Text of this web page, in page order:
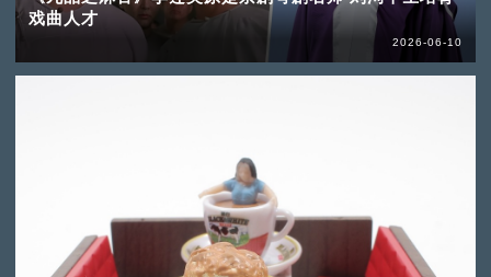
戏曲人才
2026-06-10